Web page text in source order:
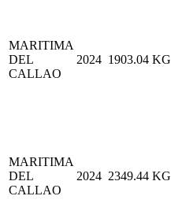
MARITIMA
DEL
CALLAO
2024 1903.04 KG
MARITIMA
DEL
CALLAO
2024 2349.44 KG